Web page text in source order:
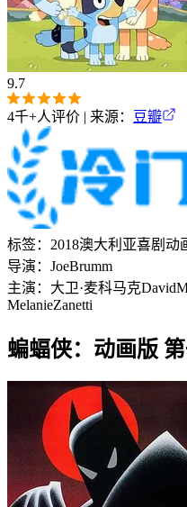
9.7
4千+人评价 | 来源： 豆瓣
标签： 2018澳大利亚喜剧 动
导演： JoeBrumm
主演： 大卫·麦科马克David
MelanieZanetti
蝙蝠侠：动画版